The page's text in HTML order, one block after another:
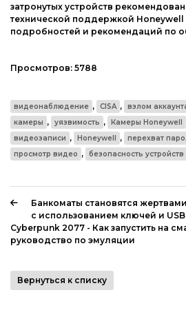
затронутых устройств
технической поддержкой
подробностей и рекомендаций по
Просмотров: 5788
видеонаблюдение , CISA , взлом
камеры , уязвимость , Камеры Honeywell
видеозаписи , Honeywell , перехват
просмотр видео , безопасность устройств
Банкоматы становятся
с использованием ключей и USB
Cyberpunk 2077 - Как запустить на
руководство по эмуляции
Вернуться к списку